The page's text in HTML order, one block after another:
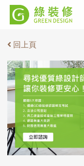
回上頁